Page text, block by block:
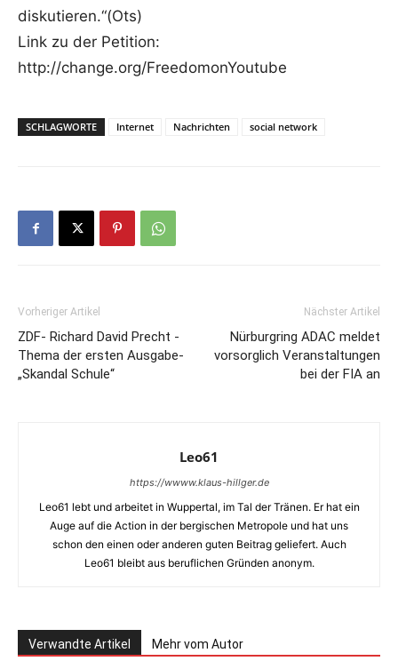
diskutieren.“(Ots)
Link zu der Petition:
http://change.org/FreedomonYoutube
SCHLAGWORTE Internet Nachrichten social network
Vorheriger Artikel
ZDF- Richard David Precht -
Thema der ersten Ausgabe-
„Skandal Schule“
Nächster Artikel
Nürburgring ADAC meldet
vorsorglich Veranstaltungen
bei der FIA an
Leo61
https://wwww.klaus-hillger.de
Leo61 lebt und arbeitet in Wuppertal, im Tal der Tränen. Er hat ein
Auge auf die Action in der bergischen Metropole und hat uns
schon den einen oder anderen guten Beitrag geliefert. Auch
Leo61 bleibt aus beruflichen Gründen anonym.
Verwandte Artikel Mehr vom Autor